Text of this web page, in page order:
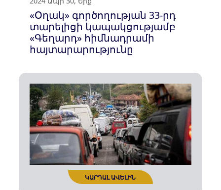
ԿԱՐԴԱԼ ԱՎԵԼԻՆ
2024 Մայ 31, Ուրբ
Սեփական ժողովրդին
ոչնչացնող Ադրբեջանը
մեղադրում է հայերին